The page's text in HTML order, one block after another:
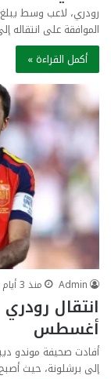
الموافقة على انتقاله
أكمل القراءة »
Admin
منذ 3 أيام
أغسطس
أفادت صحيفة موندو
إلى برشلونة، حيث